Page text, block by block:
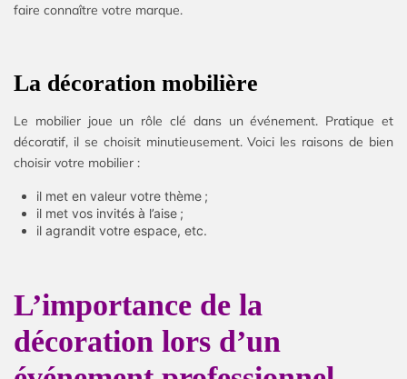
faire connaître votre marque.
La décoration mobilière
Le mobilier joue un rôle clé dans un événement. Pratique et
décoratif, il se choisit minutieusement. Voici les raisons de bien
choisir votre mobilier :
il met en valeur votre thème ;
il met vos invités à l’aise ;
il agrandit votre espace, etc.
L’importance de la
décoration lors d’un